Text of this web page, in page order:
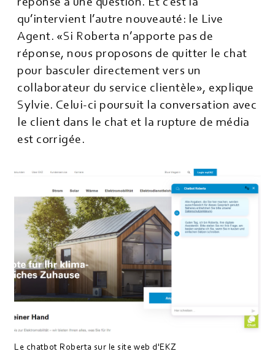
qu’intervient l’autre nouveauté: le Live
Agent. «Si Roberta n’apporte pas de
réponse, nous proposons de quitter le chat
pour basculer directement vers un
collaborateur du service clientèle», explique
Sylvie. Celui-ci poursuit la conversation avec
le client dans le chat et la rupture de média
est corrigée.
Le chatbot Roberta sur le site web d'EKZ